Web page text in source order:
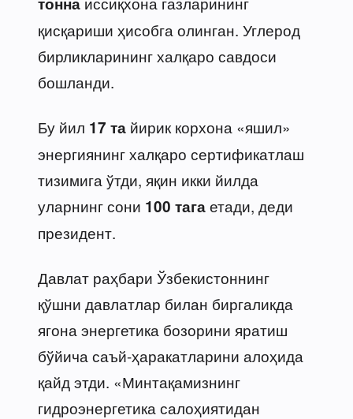
қисқариши ҳисобга олинган. Углерод
бирликларининг халқаро савдоси
бошланди.
Бу йил 17 та йирик корхона «яшил»
энергиянинг халқаро сертификатлаш
тизимига ўтди, яқин икки йилда
уларнинг сони 100 тагаетади, деди
президент.
Давлат раҳбари Ўзбекистоннинг
қўшни давлатлар билан биргаликда
ягона энергетика бозорини яратиш
бўйича саъй-ҳаракатларини алоҳида
қайд этди. «Минтақамизнинг
гидроэнергетика салоҳиятидан